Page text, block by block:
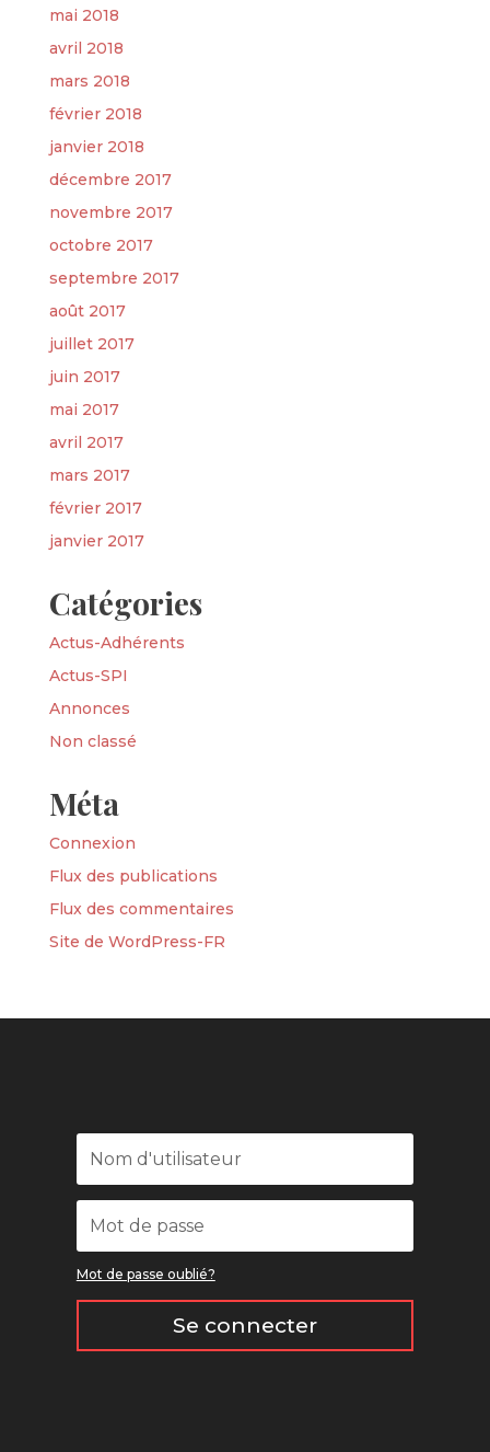
mai 2018
avril 2018
mars 2018
février 2018
janvier 2018
décembre 2017
novembre 2017
octobre 2017
septembre 2017
août 2017
juillet 2017
juin 2017
mai 2017
avril 2017
mars 2017
février 2017
janvier 2017
Catégories
Actus-Adhérents
Actus-SPI
Annonces
Non classé
Méta
Connexion
Flux des publications
Flux des commentaires
Site de WordPress-FR
Mot de passe oublié?
Se connecter